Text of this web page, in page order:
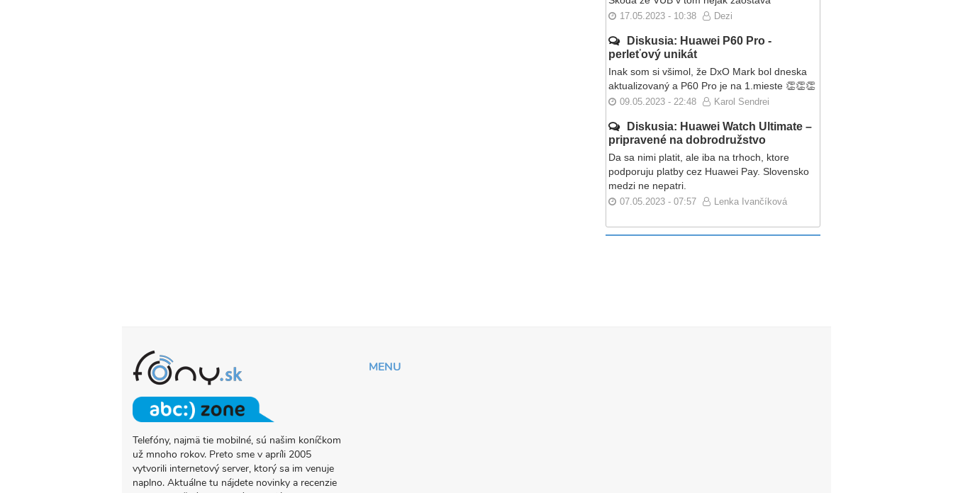
17.05.2023 - 10:38 Dezi
Diskusia: Huawei P60 Pro -
perleťový unikát
Inak som si všimol, že DxO Mark bol dneska
aktualizovaný a P60 Pro je na 1.mieste 👏👏👏
09.05.2023 - 22:48 Karol Sendrei
Diskusia: Huawei Watch Ultimate –
pripravené na dobrodružstvo
Da sa nimi platit, ale iba na trhoch, ktore
podporuju platby cez Huawei Pay. Slovensko
medzi ne nepatri.
07.05.2023 - 07:57 Lenka Ivančíková
O
PROJEKTE
FONY.SK
Telefóny, najmä tie mobilné, sú našim koníčkom
už mnoho rokov. Preto sme v apríli 2005
vytvorili internetový server, ktorý sa im venuje
naplno. Aktuálne tu nájdete novinky a recenzie
MENU